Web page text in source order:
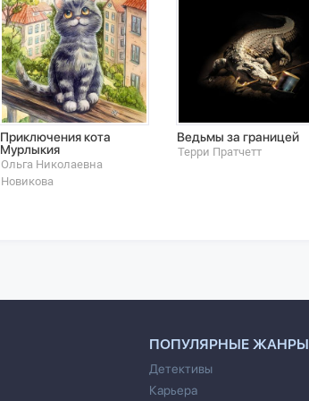
Приключения кота
Мурлыкия
Ольга Николаевна
Новикова
Ведьмы за границей
Терри Пратчетт
ПОПУЛЯРНЫЕ ЖАНРЫ
Детективы
Карьера